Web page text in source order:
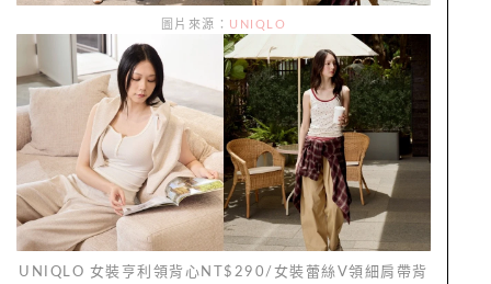
圖片來源： UNIQLO
UNIQLO 女裝亨利領背心NT$290/女裝蕾絲V領細肩帶背